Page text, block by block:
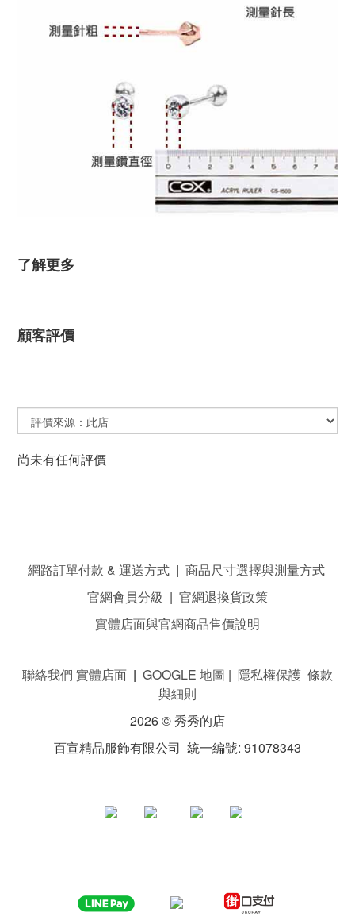
了解更多
顧客評價
尚未有任何評價
網路訂單付款 & 運送方式| 商品尺寸選擇與測量方式
官網會員分級 | 官網退換貨政策
實體店面與官網商品售價說明
聯絡我們 實體店面 | GOOGLE 地圖 | 隱私權保護 條款
與細則
2026 © 秀秀的店
百宣精品服飾有限公司 統一編號: 91078343